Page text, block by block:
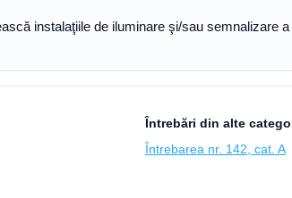
instalaţiile de iluminare şi/sau semnalizare
Întrebări din alte
Întrebarea nr. 142, cat. A